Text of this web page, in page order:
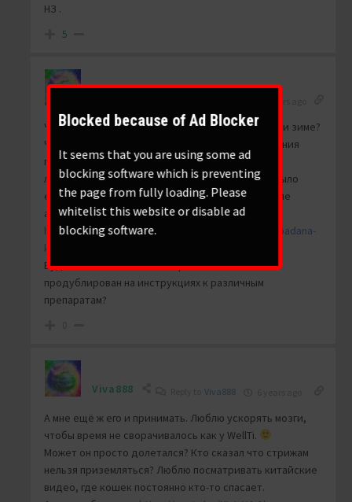
НЗ .
5
Что-то стрижи низко летают нынче. К ядерной ли зиме?
Читаю инструкцию к гинкго билоба – “Эти растения
пережили .. падения гигантских метеоритов,
ледниковый период, атомные взрывы.. Гинкго было
единственным видом деревьев, выжившим после
атомного взрыва в Хиросиме.
https://биоаптека.com.ua/p36489375-ginkgo-bilobadana-
kaps.html
Будет ли почивший твиттер или наш сайт
продублирован на инструкциях к различным
препаратам?
Viva888 Viva888
А мне ещё ж его и принимать. Люблю ускорять мозги,
чтобы время не сворачивалось как у WellTi.
Может он просто долетался? Кто сказал что стрижам
нельзя приземляться? Люблю посматривать китайские
видео, где кошек постоянно кто-то спасает.
Blocked because of Ad Blocker
It seems that you are using some ad
blocking software which is preventing
the page from fully loading. Please
whitelist this website or disable ad
blocking software.